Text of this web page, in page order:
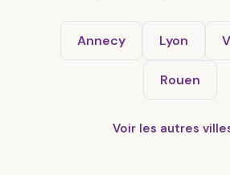
Annecy Lyon
Rouen
Voir les autres